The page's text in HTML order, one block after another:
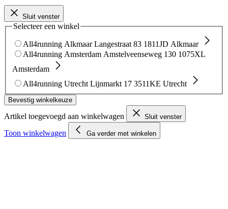
Sluit venster
Selecteer een winkel
All4running Alkmaar Langestraat 83 1811JD Alkmaar
All4running Amsterdam Amstelveenseweg 130 1075XL
Amsterdam
All4running Utrecht Lijnmarkt 17 3511KE Utrecht
Bevestig winkelkeuze
Artikel toegevoegd aan winkelwagen Sluit venster
Toon winkelwagen Ga verder met winkelen